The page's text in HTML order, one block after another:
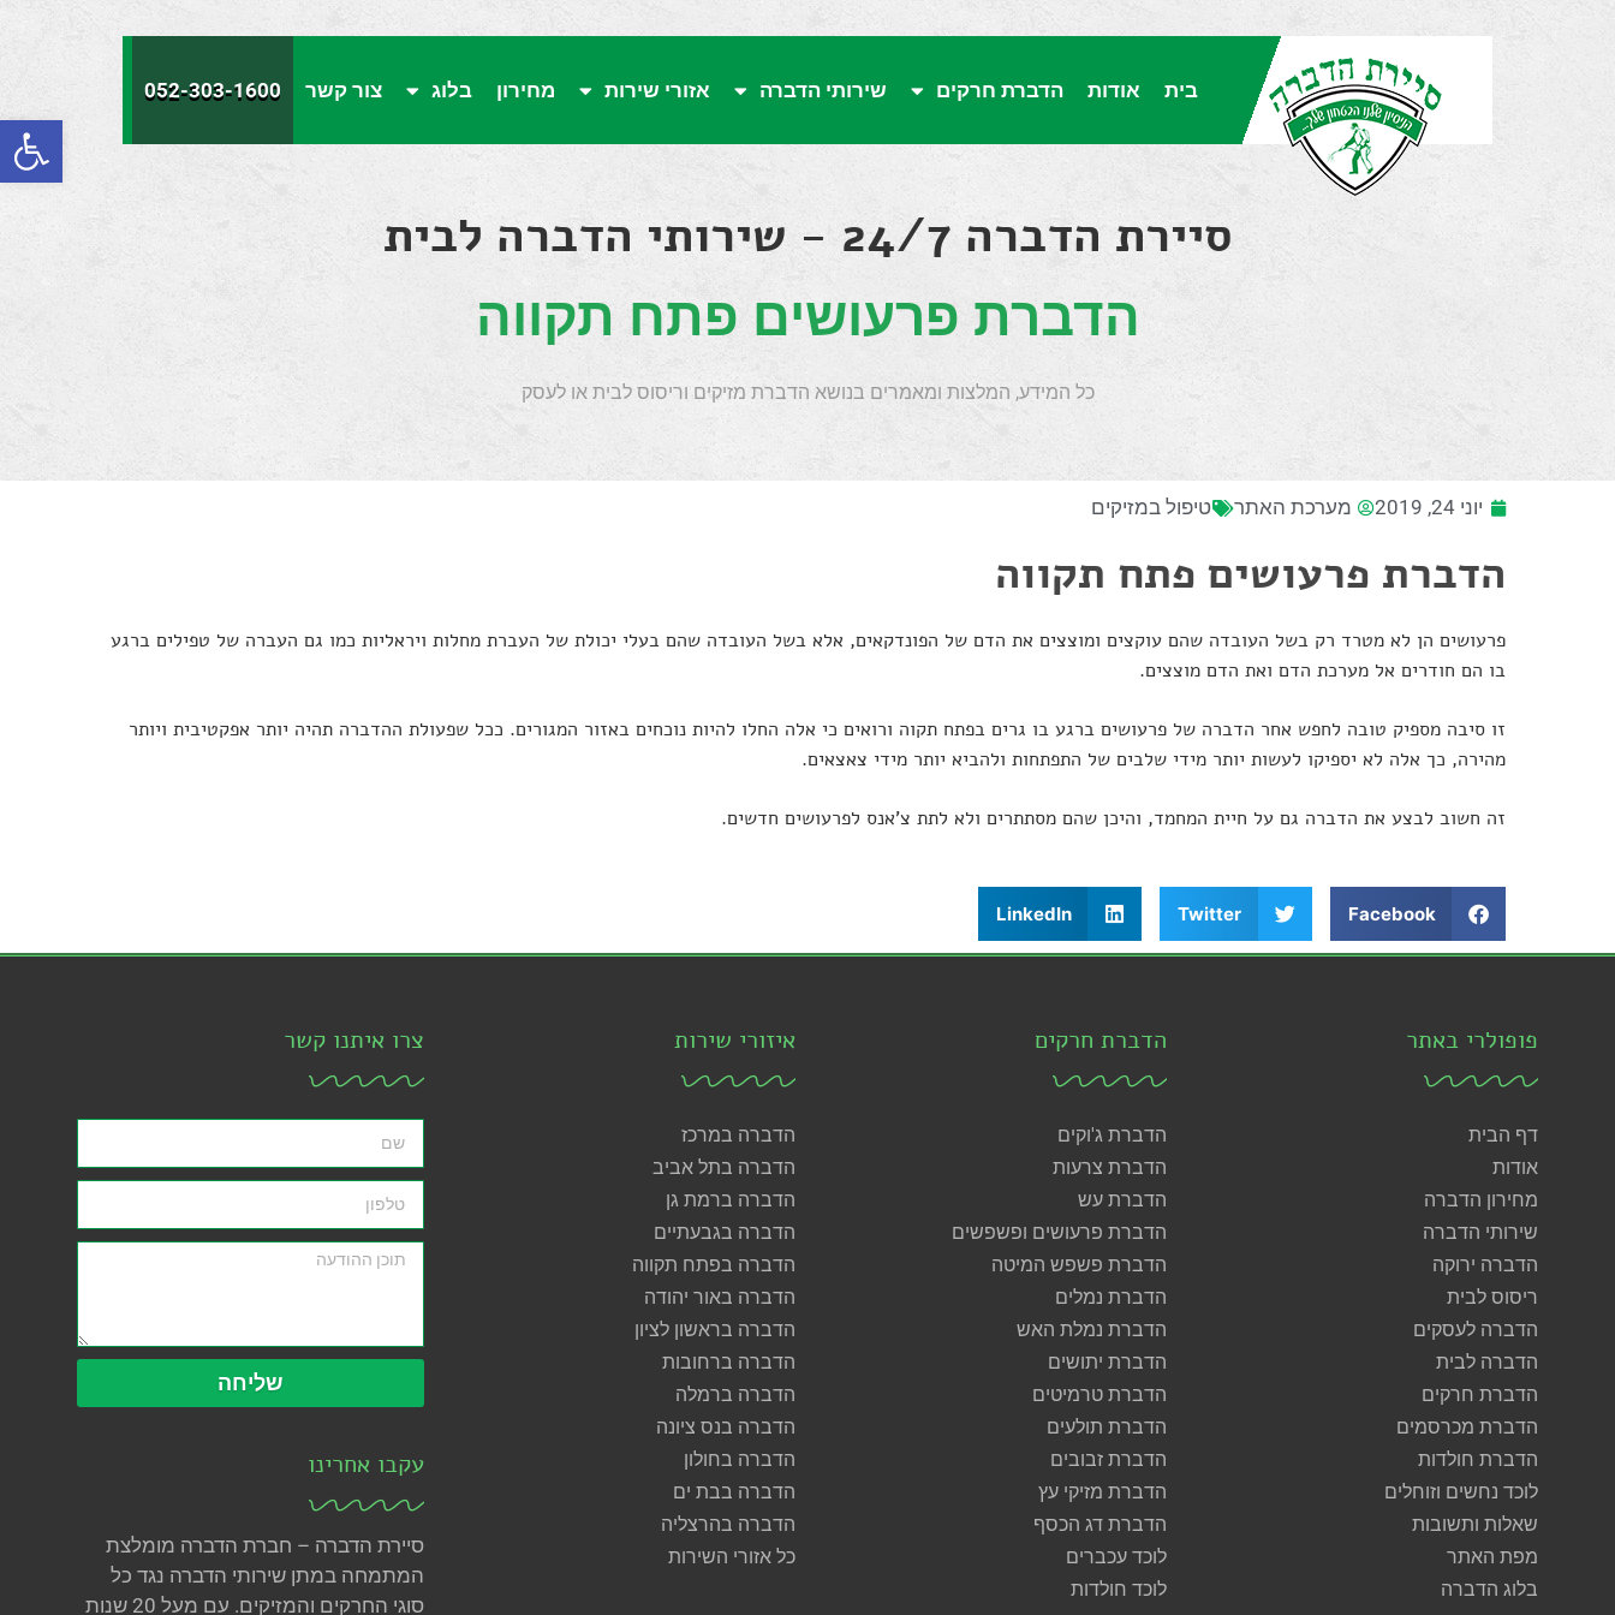
פתח
בית אודות הדברת חרקים שירותי הדברה אזורי שירות מחירון בלוג צור קשר 052-303-1600
סיירת הדברה 24/7 - שירותי הדברה לבית
הדברת פרעושים פתח תקווה
כל המידע, המלצות ומאמרים בנושא הדברת מזיקים וריסוס לבית או לעסק
יוני 24, 2019 מערכת האתר טיפול במזיקים
הדברת פרעושים פתח תקווה
פרעושים הן לא מטרד רק בשל העובדה שהם עוקצים ומוצצים את הדם של הפונדקאים, אלא בשל העובדה שהם בעלי יכולת של העברת מחלות ויראליות כמו גם העברה של טפילים ברגע
בו הם חודרים אל מערכת הדם ואת הדם מוצצים.
זו סיבה מספיק טובה לחפש אחר הדברה של פרעושים ברגע בו גרים בפתח תקוה ורואים כי אלה החלו להיות נוכחים באזור המגורים. ככל שפעולת ההדברה תהיה יותר אפקטיבית ויותר
מהירה, כך אלה לא יספיקו לעשות יותר מידי שלבים של התפתחות ולהביא יותר מידי צאצאים.
זה חשוב לבצע את הדברה גם על חיית המחמד, והיכן שהם מסתתרים ולא לתת צ'אנס לפרעושים חדשים.
Facebook
Twitter
LinkedIn
פופולרי באתר
דף הבית
אודות
מחירון הדברה
שירותי הדברה
הדברה ירוקה
ריסוס לבית
הדברה לעסקים
הדברה לבית
הדברת חרקים
הדברת מכרסמים
הדברת חולדות
לוכד נחשים וזוחלים
שאלות ותשובות
מפת האתר
בלוג הדברה
הדברת חרקים
הדברת ג'וקים
הדברת צרעות
הדברת עש
הדברת פרעושים ופשפשים
הדברת פשפש המיטה
הדברת נמלים
הדברת נמלת האש
הדברת יתושים
הדברת טרמיטים
הדברת תולעים
הדברת זבובים
הדברת מזיקי עץ
הדברת דג הכסף
לוכד עכברים
לוכד חולדות
איזורי שירות
הדברה במרכז
הדברה בתל אביב
הדברה ברמת גן
הדברה בגבעתיים
הדברה בפתח תקווה
הדברה באור יהודה
הדברה בראשון לציון
הדברה ברחובות
הדברה ברמלה
הדברה בנס ציונה
הדברה בחולון
הדברה בבת ים
הדברה בהרצליה
כל אזורי השירות
צרו איתנו קשר
שליחה
עקבו אחרינו
סיירת הדברה – חברת הדברה מומלצת
המתמחה במתן שירותי הדברה נגד כל
סוגי החרקים והמזיקים. עם מעל 20 שנות